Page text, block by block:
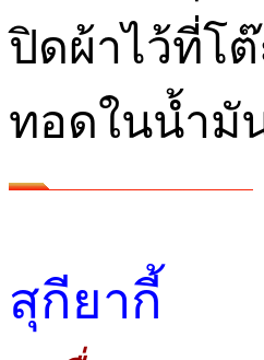
ปิดผ้าไว้ที่โ
ทอดในน้ำมั
สุกียากี้